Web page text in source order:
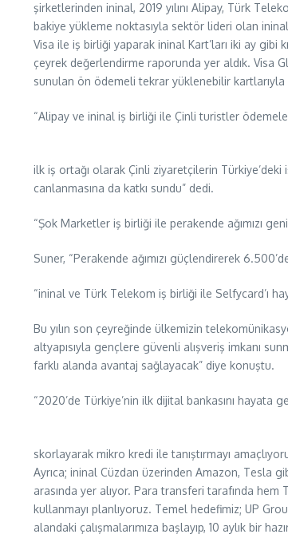
şirketlerinden ininal, 2019 yılını Alipay, Türk
bakiye yükleme noktasıyla sektör lideri olan
Visa ile iş birliği yaparak ininal Kart’ları iki ay gibi
çeyrek değerlendirme raporunda yer aldık. Visa
sunulan ön ödemeli tekrar yüklenebilir kartlarıyla
“Alipay ve ininal iş birliği ile Çinli turistler
ilk iş ortağı olarak Çinli ziyaretçilerin Türkiye’deki
canlanmasına da katkı sundu” dedi.
“Şok Marketler iş birliği ile perakende ağımızı
Suner, “Perakende ağımızı güçlendirerek
“ininal ve Türk Telekom iş birliği ile Selfycard’ı
Bu yılın son çeyreğinde ülkemizin
altyapısıyla gençlere güvenli alışveriş imkanı
farklı alanda avantaj sağlayacak” diye konuştu.
“2020’de Türkiye’nin ilk dijital bankasını hayata
skorlayarak mikro kredi ile tanıştırmayı
Ayrıca; ininal Cüzdan üzerinden Amazon, Tesla
arasında yer alıyor. Para transferi tarafında
kullanmayı planlıyoruz. Temel hedefimiz; UP
alandaki çalışmalarımıza başlayıp, 10 aylık bir